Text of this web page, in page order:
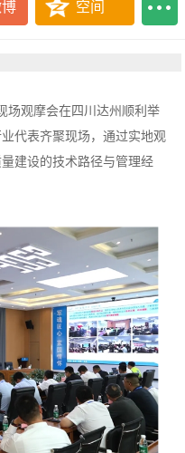
空间
场观摩会在四川达州顺利举
代表齐聚现场，通过实地观
建设的技术路径与管理经